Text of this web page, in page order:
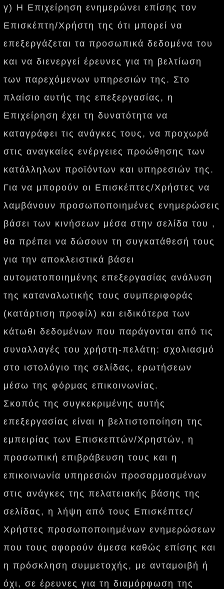
γ) Η Επιχείρηση ενημερώνει επίσης τον
Επισκέπτη/Χρήστη της ότι μπορεί να
επεξεργάζεται τα προσωπικά δεδομένα του
και να διενεργεί έρευνες για τη βελτίωση
των παρεχόμενων υπηρεσιών της. Στο
πλαίσιο αυτής της επεξεργασίας, η
Επιχείρηση έχει τη δυνατότητα να
καταγράφει τις ανάγκες τους, να προχωρά
στις αναγκαίες ενέργειες προώθησης των
κατάλληλων προϊόντων και υπηρεσιών της.
Για να μπορούν οι Επισκέπτες/Χρήστες να
λαμβάνουν προσωποποιημένες ενημερώσεις
βάσει των κινήσεων μέσα στην σελίδα του ,
θα πρέπει να δώσουν τη συγκατάθεσή τους
για την αποκλειστικά βάσει
αυτοματοποιημένης επεξεργασίας ανάλυση
της καταναλωτικής τους συμπεριφοράς
(κατάρτιση προφίλ) και ειδικότερα των
κάτωθι δεδομένων που παράγονται από τις
συναλλαγές του χρήστη-πελάτη: σχολιασμό
στο ιστολόγιο της σελίδας, ερωτήσεων
μέσω της φόρμας επικοινωνίας.
Σκοπός της συγκεκριμένης αυτής
επεξεργασίας είναι η βελτιστοποίηση της
εμπειρίας των Επισκεπτών/Χρηστών, η
προσωπική επιβράβευση τους και η
επικοινωνία υπηρεσιών προσαρμοσμένων
στις ανάγκες της πελατειακής βάσης της
σελίδας, η λήψη από τους Επισκέπτες/
Χρήστες προσωποποιημένων ενημερώσεων
που τους αφορούν άμεσα καθώς επίσης και
η πρόσκληση συμμετοχής, με ανταμοιβή ή
όχι, σε έρευνες για τη διαμόρφωση της